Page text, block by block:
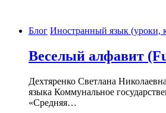
Блог Иностранный язык (уроки,
Веселый алфавит
Дехтяренко Светлана
языка Коммунальное
«Средняя…